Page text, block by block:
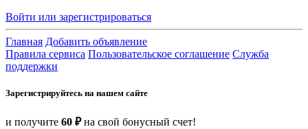
Войти или зарегистрироваться
Главная Добавить объявление
Правила сервиса Пользовательское соглашение Служба
поддержки
Зарегистрируйтесь на нашем сайте
и получите 60 ₽на свой бонусный счет!